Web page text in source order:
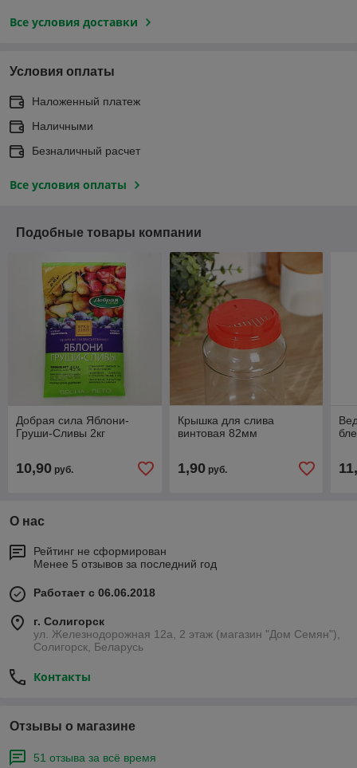
Все условия доставки
Условия оплаты
Наложенный платеж
Наличными
Безналичный расчет
Все условия оплаты
Подобные товары компании
Добрая сила Яблони-
Груши-Сливы 2кг
10,90 руб.
Крышка для слива
винтовая 82мм
1,90руб.
О нас
Рейтинг не сформирован
Менее 5 отзывов за последний год
Работает с 06.06.2018
г. Солигорск
ул. Железнодорожная 12а, 2 этаж (магазин "Дом Семян"),
Солигорск, Беларусь
Контакты
Отзывы о магазине
51 отзыва за всё время